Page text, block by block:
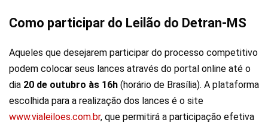
Como participar do Leilão do Detran-MS
Aqueles que desejarem participar do processo competitivo
podem colocar seus lances através do portal online até o
dia 20 de outubro às 16h (horário de Brasília). A plataforma
escolhida para a realização dos lances é o site
www.vialeiloes.com.br, que permitirá a participação efetiva